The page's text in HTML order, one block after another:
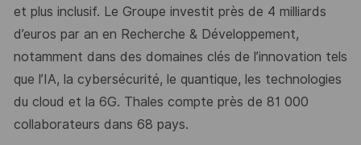
et plus inclusif. Le Groupe investit près de 4 milliards
d’euros par an en Recherche & Développement,
notamment dans des domaines clés de l’innovation tels
que l’IA, la cybersécurité, le quantique, les technologies
du cloud et la 6G. Thales compte près de 81 000
collaborateurs dans 68 pays.